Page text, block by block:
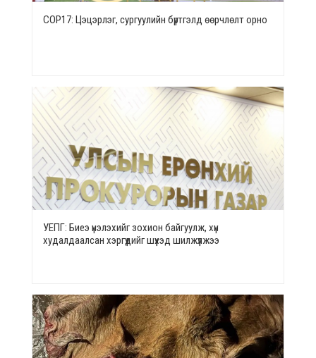
СОР17: Цэцэрлэг, сургуулийн бүртгэлд өөрчлөлт орно
УЕПГ: Биеэ үнэлэхийг зохион байгуулж, хүн
худалдаалсан хэргүүдийг шүүхэд шилжүүлжээ